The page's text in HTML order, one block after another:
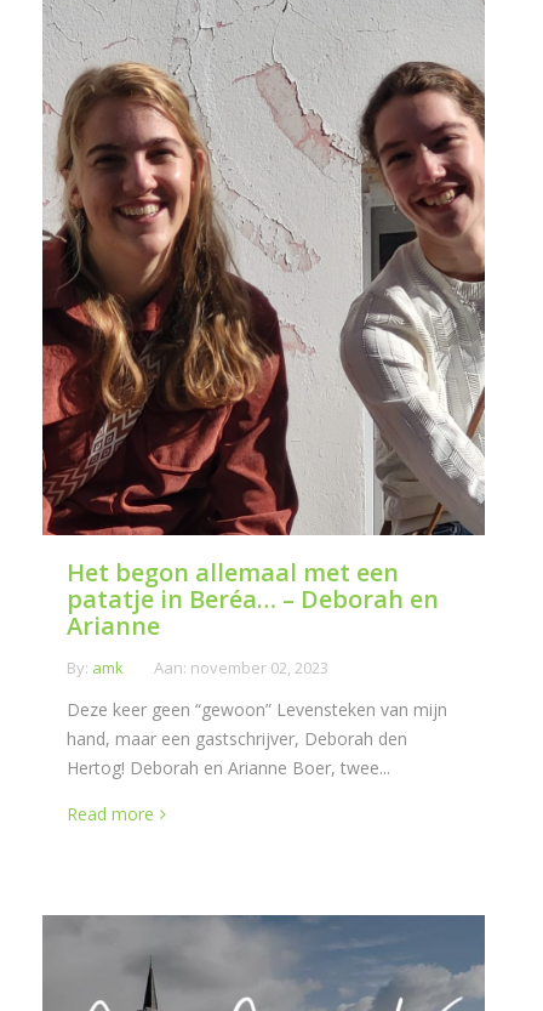
Het begon allemaal met een
patatje in Beréa… – Deborah en
Arianne
By: amk Aan: november 02, 2023
Deze keer geen “gewoon” Levensteken van mijn
hand, maar een gastschrijver, Deborah den
Hertog! Deborah en Arianne Boer, twee...
Read more